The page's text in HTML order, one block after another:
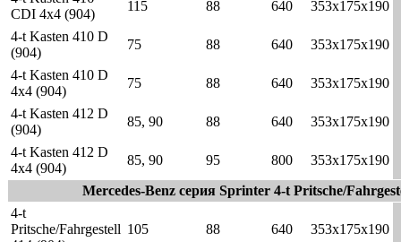
CDI 4x4 (904)
115 88 640
353x175x190
4-t Kasten 410 D
(904)
75 88 640
353x175x190
4-t Kasten 410 D
4x4 (904)
75 88 640
353x175x190
4-t Kasten 412 D
(904)
85, 90 88 640
353x175x190
4-t Kasten 412 D
4x4 (904)
85, 90 95 800
353x175x190
Mercedes-Benz серия Sprinter 4-t Pritsche/
4-t
Pritsche/Fahrgestell 105 88 640 353x175x190